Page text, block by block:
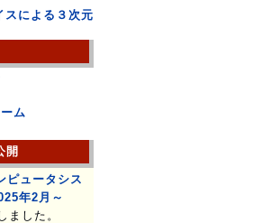
スによる３次元
ム
開
ピュータシス
年2月～
ました。